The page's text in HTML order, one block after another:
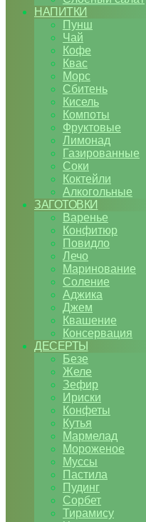
НАПИТКИ
Пунш
Чай
Кофе
Квас
Морс
Сбитень
Кисель
Компоты
Фруктовые
Лимонад
Газированные
Соки
Коктейли
Алкогольные
ЗАГОТОВКИ
Варенье
Конфитюр
Повидло
Лечо
Маринование
Соление
Аджика
Джем
Квашение
Консервация
ДЕСЕРТЫ
Безе
Желе
Зефир
Ириски
Конфеты
Кутья
Мармелад
Мороженое
Муссы
Пастила
Пудинг
Сорбет
Тирамису